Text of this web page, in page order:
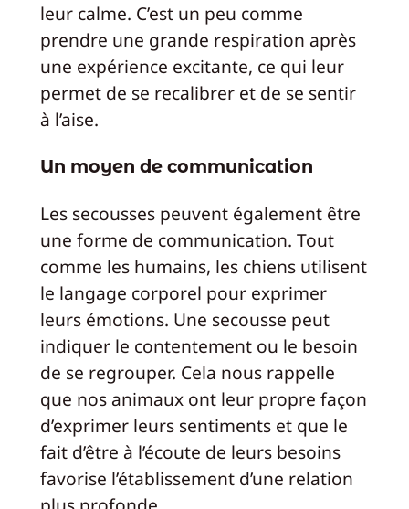
leur calme. C’est un peu comme
prendre une grande respiration après
une expérience excitante, ce qui leur
permet de se recalibrer et de se sentir
à l’aise.
Un moyen de communication
Les secousses peuvent également être
une forme de communication. Tout
comme les humains, les chiens utilisent
le langage corporel pour exprimer
leurs émotions. Une secousse peut
indiquer le contentement ou le besoin
de se regrouper. Cela nous rappelle
que nos animaux ont leur propre façon
d’exprimer leurs sentiments et que le
fait d’être à l’écoute de leurs besoins
favorise l’établissement d’une relation